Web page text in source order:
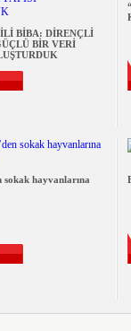
BİBA: DİRENÇLİ
BİR VERİ
sokak hayvanlarına